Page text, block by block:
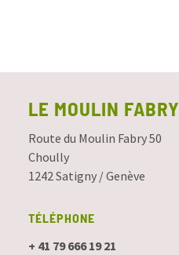
LE MOULIN FABRY
Route du Moulin Fabry 50
Choully
1242 Satigny / Genève
TÉLÉPHONE
+ 41 79 666 19 21